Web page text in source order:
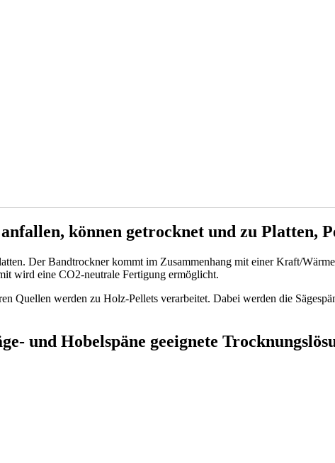
können getrocknet und zu Platten,
Der Bandtrockner kommt im Zusammenhang mit einer Kraft/
wird eine CO2-neutrale Fertigung ermöglicht.
Quellen werden zu Holz-Pellets verarbeitet. Dabei werden die
und Hobelspäne geeignete